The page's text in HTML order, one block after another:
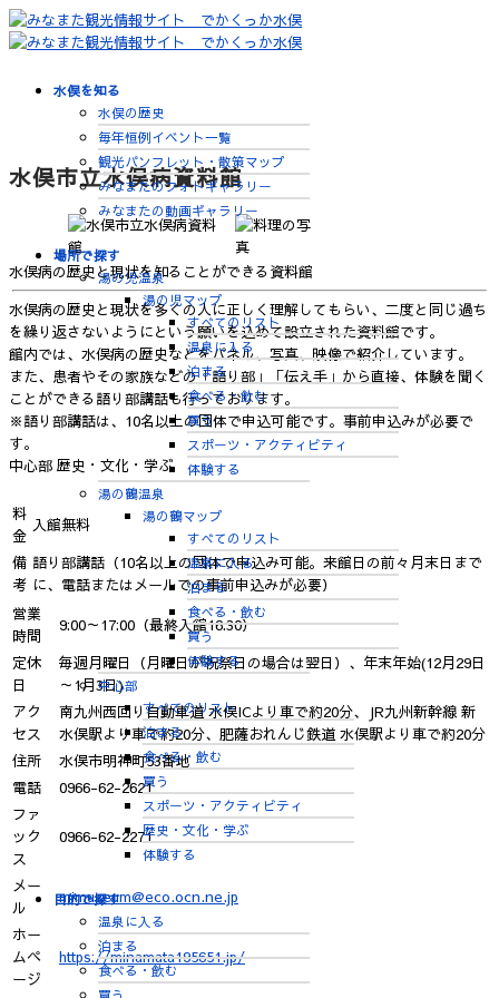
水俣を知る
水俣の歴史
毎年恒例イベント一覧
観光パンフレット・散策マップ
みなまたのフォトギャラリー
みなまたの動画ギャラリー
場所で探す
湯の児温泉
湯の児マップ
すべてのリスト
温泉に入る
泊まる
食べる・飲む
買う
スポーツ・アクティビティ
体験する
湯の鶴温泉
湯の鶴マップ
すべてのリスト
温泉に入る
泊まる
食べる・飲む
買う
体験する
中心部
すべてのリスト
泊まる
食べる・飲む
買う
スポーツ・アクティビティ
歴史・文化・学ぶ
体験する
目的で探す
温泉に入る
泊まる
食べる・飲む
水俣市立水俣病資料館
水俣病の歴史と現状を知ることができる資料館
水俣病の歴史と現状を多くの人に正しく理解してもらい、二度と同じ過ち
を繰り返さないようにという願いを込めて設立された資料館です。
館内では、水俣病の歴史などをパネル、写真、映像で紹介しています。
また、患者やその家族などの「語り部」「伝え手」から直接、体験を聞く
ことができる語り部講話も行っております。
※語り部講話は、10名以上の団体で申込可能です。事前申込みが必要で
す。
中心部 歴史・文化・学ぶ
料
金
入館無料
備
考
語り部講話（10名以上の団体で申込み可能。来館日の前々月末日まで
に、電話またはメールでの事前申込みが必要）
営業
時間
9:00～17:00（最終入館16:30）
定休
日
毎週月曜日（月曜日が祝祭日の場合は翌日）、年末年始(12月29日
～1月3日)
アク
セス
南九州西回り自動車道 水俣ICより車で約20分、JR九州新幹線 新
水俣駅より車で約20分、肥薩おれんじ鉄道 水俣駅より車で約20分
住所
水俣市明神町53番地
電話
0966-62-2621
ファ
ック
ス
0966-62-2271
メー
ル
mimuseum@eco.ocn.ne.jp
ホー
ムペ
ージ
https://minamata195651.jp/